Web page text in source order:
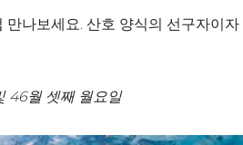
나보세요. 산호 양식의 선구자이
46월 셋째 월요일